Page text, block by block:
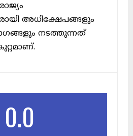
അധിക്ഷേപങ്ങളും
നടത്തുന്നത്
0.0